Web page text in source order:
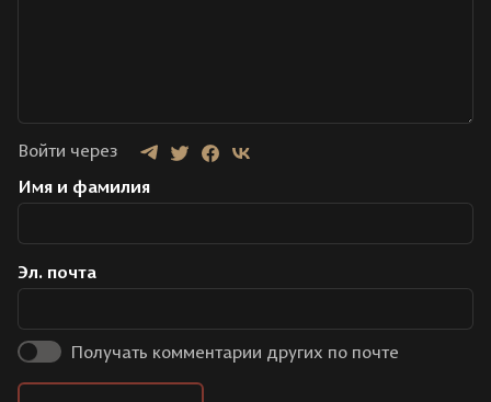
Войти через
Имя и фамилия
Эл. почта
Получать комментарии других по почте